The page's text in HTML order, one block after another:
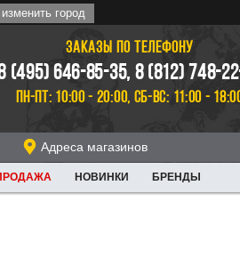
город
ЗАКАЗЫ ПО ТЕЛЕФОНУ
(495) 646-85-35, 8 (812) 748-
ПН-ПТ: 10:00 - 20:00, СБ-ВС: 11:00 -
Адреса магазинов
НОВИНКИ БРЕНДЫ